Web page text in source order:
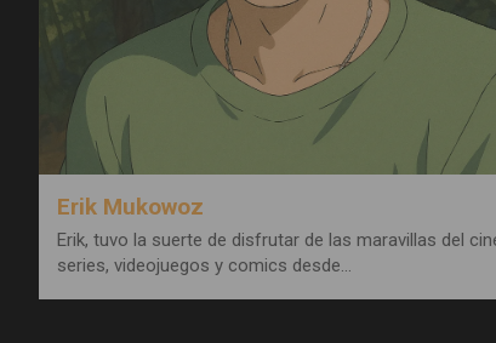
Erik Mukowoz
Erik, tuvo la suerte de disfrutar de las maravillas del
series, videojuegos y comics desde…